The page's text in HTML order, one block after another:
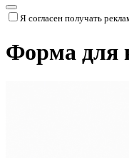
Я согласен получать
Форма для